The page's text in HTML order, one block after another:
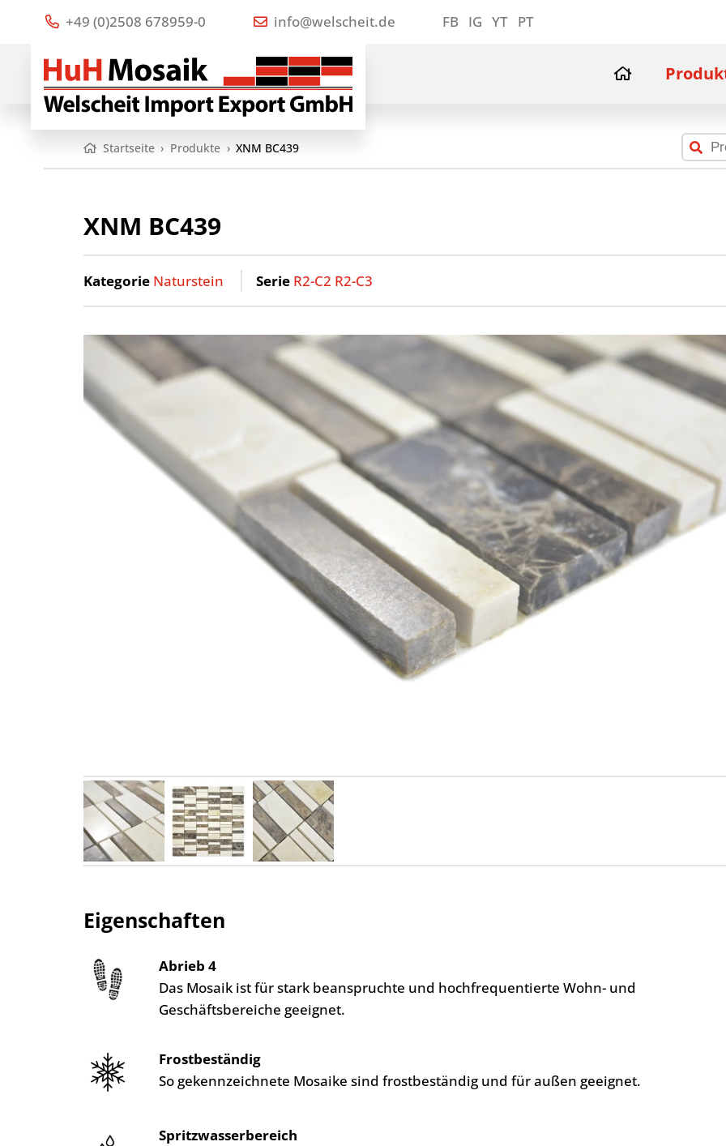
+49 (0)2508 678959-0 info@welscheit.de FB IG YT PT
Startseite › Produkte › XNM BC439
XNM BC439
Kategorie Naturstein Serie R2-C2 R2-C3
Eigenschaften
Abrieb 4
Das Mosaik ist für stark beanspruchte und hochfrequentierte Wohn- und
Geschäftsbereiche geeignet.
Frostbeständig
So gekennzeichnete Mosaike sind frostbeständig und für außen geeignet.
Spritzwasserbereich